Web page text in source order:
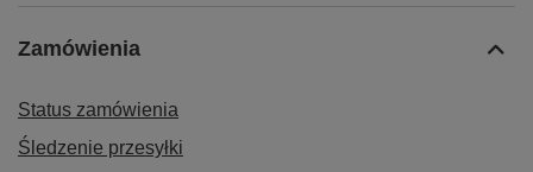
Zamówienia
Status zamówienia
Śledzenie przesyłki